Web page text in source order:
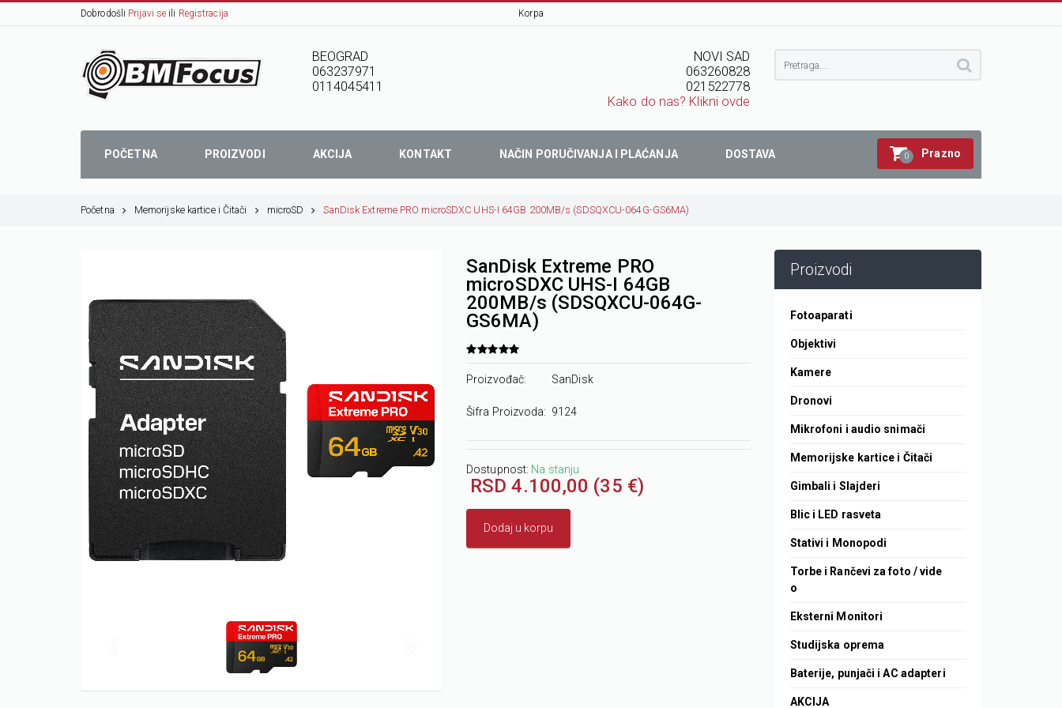
Dobrodošli Prijavi se ili Registracija Korpa
BEOGRAD
063237971
0114045411
NOVI SAD
063260828
021522778
Kako do nas? Klikni ovde
POČETNA PROIZVODI AKCIJA KONTAKT NAČIN PORUČIVANJA I PLAĆANJA DOSTAVA 0 Prazno
Početna Memorijske kartice i Čitači microSD SanDisk Extreme PRO microSDXC UHS-I 64GB 200MB/s (SDSQXCU-064G-GS6MA)
SanDisk Extreme PRO
microSDXC UHS-I 64GB
200MB/s (SDSQXCU-064G-
GS6MA)
Proizvođač: SanDisk
Šifra Proizvoda: 9124
Dostupnost: Na stanju
RSD 4.100,00 (35 €)
Dodaj u korpu
Proizvodi
Fotoaparati
Objektivi
Kamere
Dronovi
Mikrofoni i audio snimači
Memorijske kartice i Čitači
Gimbali i Slajderi
Blic i LED rasveta
Stativi i Monopodi
Torbe i Rančevi za foto / vide
o
Eksterni Monitori
Studijska oprema
Baterije, punjači i AC adapteri
AKCIJA